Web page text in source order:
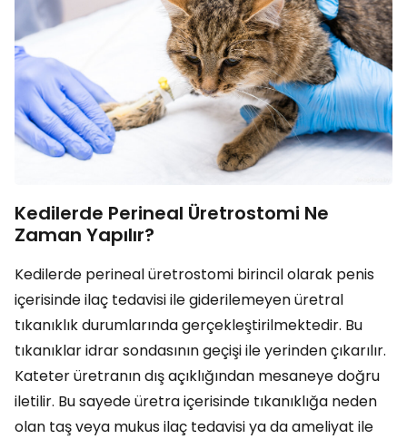
Kedilerde Perineal Üretrostomi Ne
Zaman Yapılır?
Kedilerde perineal üretrostomi birincil olarak penis
içerisinde ilaç tedavisi ile giderilemeyen üretral
tıkanıklık durumlarında gerçekleştirilmektedir. Bu
tıkanıklar idrar sondasının geçişi ile yerinden çıkarılır.
Kateter üretranın dış açıklığından mesaneye doğru
iletilir. Bu sayede üretra içerisinde tıkanıklığa neden
olan taş veya mukus ilaç tedavisi ya da ameliyat ile